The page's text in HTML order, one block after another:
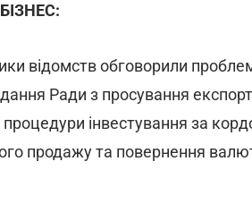
відомств обговорили
Ради з просування
інвестування за
продажу та повернення